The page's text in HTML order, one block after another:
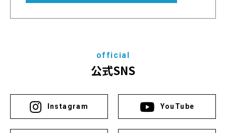
official
公式SNS
Instagram YouTube